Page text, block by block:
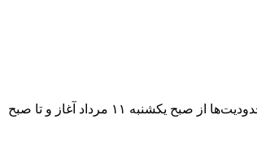
رئیس پلیس راه ایلام از اعمال محدودیت تردد خودروهای سنگین در محورهای منتهی به مرز مهران همزمان با افزایش ورود زائران اربعین خبر داد و گفت: این محدودیت‌ها از صبح یکشنبه ۱۱ مرداد آغاز و تا صبح